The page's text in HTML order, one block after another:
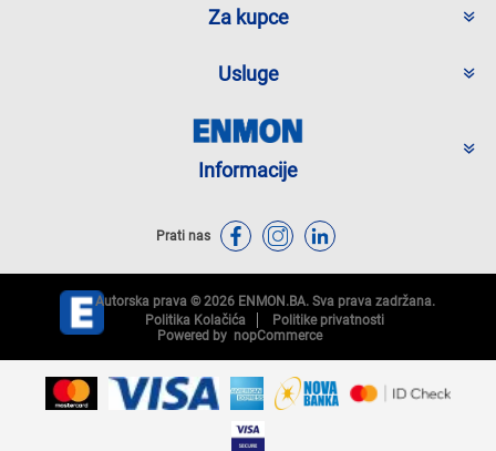
Za kupce
Usluge
Informacije
Prati nas
Autorska prava © 2026 ENMON.BA. Sva prava zadržana.
Politika Kolačića
Politike privatnosti
Powered by nopCommerce